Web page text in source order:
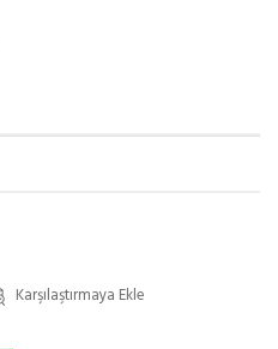
Karşılaştırmaya Ekle